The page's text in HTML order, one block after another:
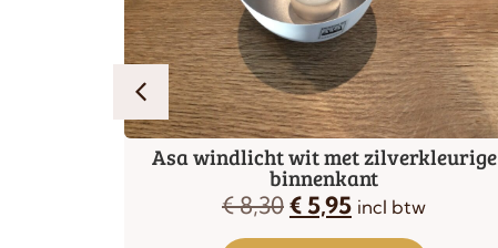
Asa windlicht wit met zilverkleurige
binnenkant
€8,30€ 5,95 incl btw